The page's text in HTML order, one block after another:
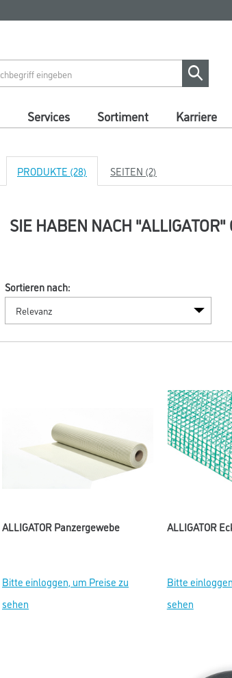
Services Sortiment Karriere
PRODUKTE (28) SEITEN (2)
SIE HABEN NACH "ALLIGATOR"
Sortieren nach:
ALLIGATOR Panzergewebe
Bitte einloggen, um Preise zu
sehen
ALLIGATOR
Bitte
sehen